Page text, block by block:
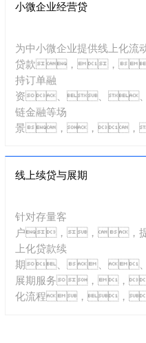
小微企业经营贷
为中小微企业提供线上化流
贷款，，
持订单融
资、、、
链金融等场
景，，，
营。。。
线上续贷与展期
针对存量客
户，，，提
上化贷款续
期、、
展期服务，，
化流程，，